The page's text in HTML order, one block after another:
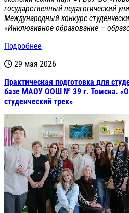
государственный педагогический
Международный конкурс
«Инклюзивное образование –
Подробнее
29 мая 2026
Практическая подготовка для
базе МАОУ ООШ № 39 г. Томска.
студенческий трек»